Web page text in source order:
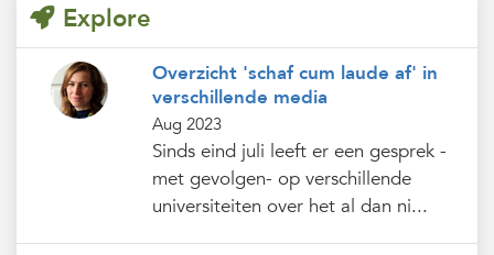
Explore
Overzicht 'schaf cum laude af' in
verschillende media
Aug 2023
Sinds eind juli leeft er een gesprek -
met gevolgen- op verschillende
universiteiten over het al dan ni...